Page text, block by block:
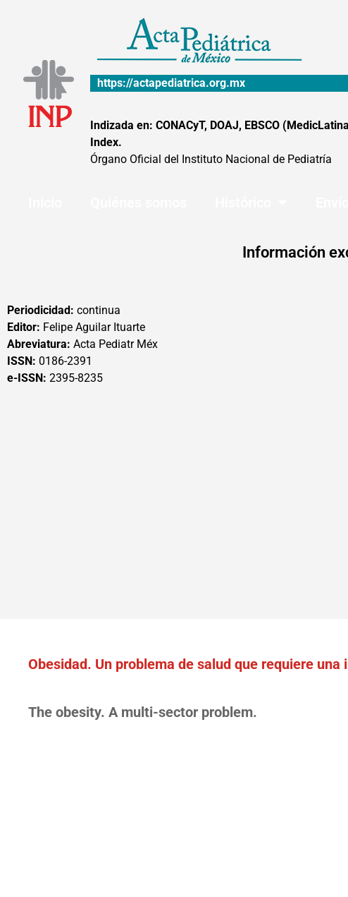
https://actapediatrica.org.mx
Indizada en: CONACyT, DOAJ, EBSCO
Index.
Órgano Oficial del Instituto Nacional de Pediatría
Información
Periodicidad: continua
Editor: Felipe Aguilar Ituarte
Abreviatura: Acta Pediatr Méx
ISSN: 0186-2391
e-ISSN: 2395-8235
Obesidad. Un problema de salud que requiere
The obesity. A multi-sector problem.